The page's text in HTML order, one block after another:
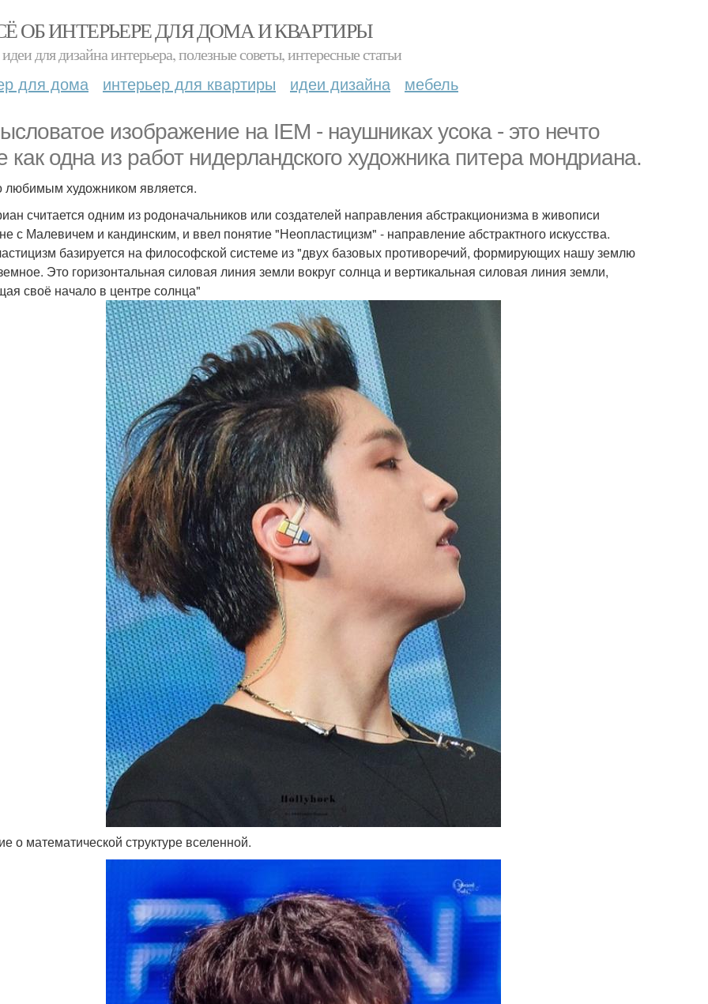
ОБ ИНТЕРЬЕРЕ ДЛЯ ДОМА И КВАРТИРЫ
для дизайна интерьера, полезные советы, интересные статьи
для дома интерьер для квартиры идеи дизайна мебель
изображение на IEM - наушниках усока - это нечто
как одна из работ нидерландского художника питера мондриана.
любимым художником является.
считается одним из родоначальников или создателей направления абстракционизма в живописи
с Малевичем и кандинским, и ввел понятие "Неопластицизм" - направление абстрактного искусства.
базируется на философской системе из "двух базовых противоречий, формирующих нашу землю
Это горизонтальная силовая линия земли вокруг солнца и вертикальная силовая линия земли,
своё начало в центре солнца"
о математической структуре вселенной.